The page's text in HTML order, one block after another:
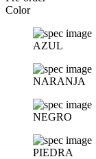
Color
AZUL
NARANJA
NEGRO
PIEDRA